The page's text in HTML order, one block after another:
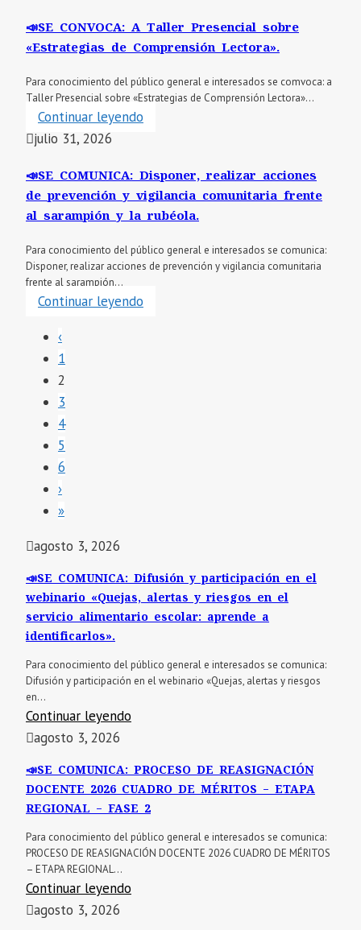
📣SE CONVOCA: A Taller Presencial sobre
«Estrategias de Comprensión Lectora».
Para conocimiento del público general e interesados se comvoca: a
Taller Presencial sobre «Estrategias de Comprensión Lectora»...
Continuar leyendo
julio 31, 2026
📣SE COMUNICA: Disponer, realizar acciones
de prevención y vigilancia comunitaria frente
al sarampión y la rubéola.
Para conocimiento del público general e interesados se comunica:
Disponer, realizar acciones de prevención y vigilancia comunitaria
frente al sarampión...
Continuar leyendo
‹
1
2
3
4
5
6
›
»
agosto 3, 2026
📣SE COMUNICA: Difusión y participación en el
webinario «Quejas, alertas y riesgos en el
servicio alimentario escolar: aprende a
identificarlos».
Para conocimiento del público general e interesados se comunica:
Difusión y participación en el webinario «Quejas, alertas y riesgos
en...
Continuar leyendo
agosto 3, 2026
📣SE COMUNICA: PROCESO DE REASIGNACIÓN
DOCENTE 2026 CUADRO DE MÉRITOS – ETAPA
REGIONAL – FASE 2
Para conocimiento del público general e interesados se comunica:
PROCESO DE REASIGNACIÓN DOCENTE 2026 CUADRO DE MÉRITOS
– ETAPA REGIONAL...
Continuar leyendo
agosto 3, 2026